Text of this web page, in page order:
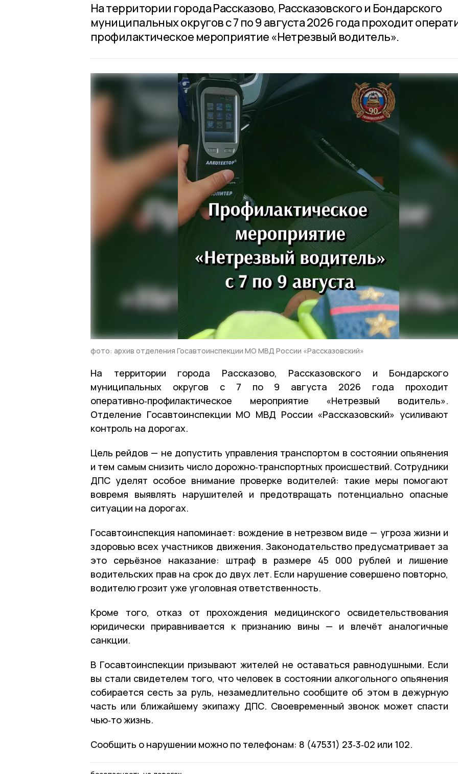
На территории города Рассказово, Рассказовского и Бондарского
муниципальных округов с 7 по 9 августа 2026 года проходит
профилактическое мероприятие «Нетрезвый водитель».
фото: архив отделения Госавтоинспекции МО МВД России «Рассказовский»
На территории города Рассказово, Рассказовского и Бондарского
муниципальных округов с 7 по 9 августа 2026 года проходит
оперативно‑профилактическое мероприятие «Нетрезвый водитель».
Отделение Госавтоинспекции МО МВД России «Рассказовский» усиливают
контроль на дорогах.
Цель рейдов — не допустить управления транспортом в состоянии опьянения
и тем самым снизить число дорожно‑транспортных происшествий. Сотрудники
ДПС уделят особое внимание проверке водителей: такие меры помогают
вовремя выявлять нарушителей и предотвращать потенциально опасные
ситуации на дорогах.
Госавтоинспекция напоминает: вождение в нетрезвом виде — угроза жизни и
здоровью всех участников движения. Законодательство предусматривает за
это серьёзное наказание: штраф в размере 45 000 рублей и лишение
водительских прав на срок до двух лет. Если нарушение совершено повторно,
водителю грозит уже уголовная ответственность.
Кроме того, отказ от прохождения медицинского освидетельствования
юридически приравнивается к признанию вины — и влечёт аналогичные
санкции.
В Госавтоинспекции призывают жителей не оставаться равнодушными. Если
вы стали свидетелем того, что человек в состоянии алкогольного опьянения
собирается сесть за руль, незамедлительно сообщите об этом в дежурную
часть или ближайшему экипажу ДПС. Своевременный звонок может спасти
чью‑то жизнь.
Сообщить о нарушении можно по телефонам: 8 (47531) 23‑3‑02 или 102.